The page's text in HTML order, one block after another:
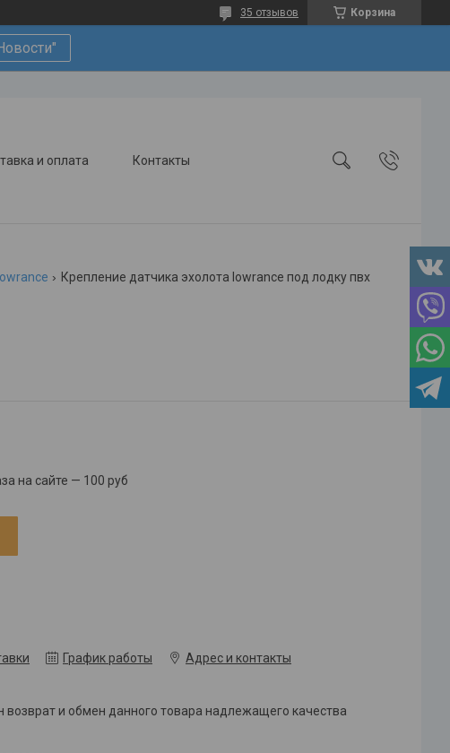
Корзина
35 отзывов
и оплата Контакты
Крепление датчика эхолота lowrance под лодку пвх
на сайте — 100 руб
График работы Адрес и контакты
возврат и обмен данного товара надлежащего качества